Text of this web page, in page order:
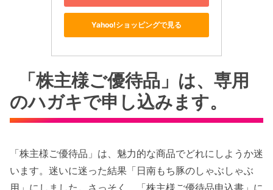
Yahoo!ショッピングで見る
「株主様ご優待品」は、専用
のハガキで申し込みます。
「株主様ご優待品」は、魅力的な商品でどれにしようか迷
います。迷いに迷った結果「日南もち豚のしゃぶしゃぶ